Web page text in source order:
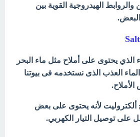
والروابط الهيدروجية القوية بين
الذي يحتوى على أملاح مثل ماء البحر
العذب الذى نستخدمه فى بيوتنا
ألكتروليت لأنه يحتوى على بعض
على توصيل التيار الكهربي.